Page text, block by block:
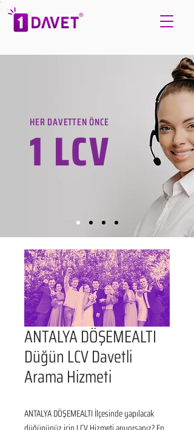
HER DAVETTEN ÖNCE
1 LCV
ANTALYA DÖŞEMEALTI
Düğün LCV Davetli
Arama Hizmeti
ANTALYA DÖŞEMEALTI İlçesinde yapılacak